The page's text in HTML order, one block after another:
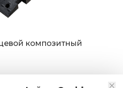
композитный